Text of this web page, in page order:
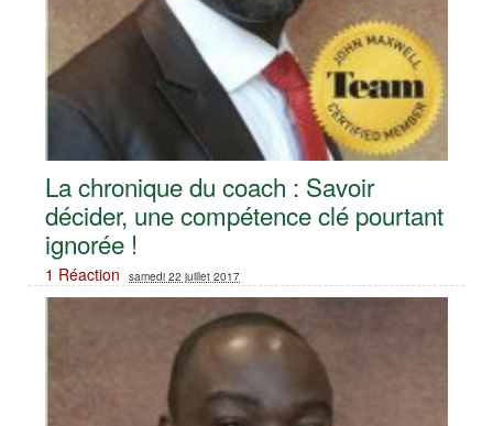
La chronique du coach : Savoir
décider, une compétence clé pourtant
ignorée !
1 Réaction samedi 22 juillet 2017